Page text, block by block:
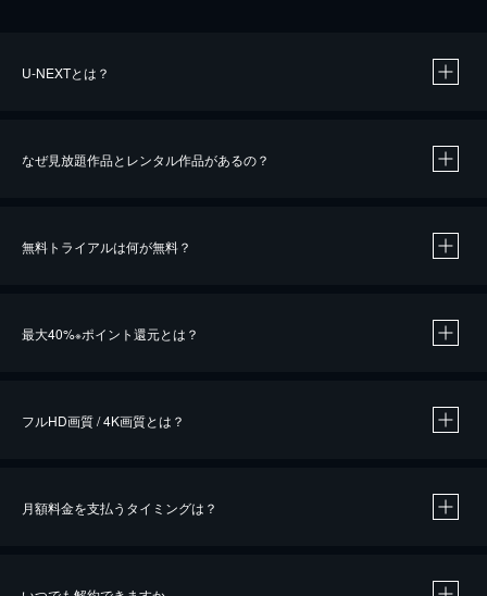
U-NEXTとは？
なぜ見放題作品とレンタル作品があるの？
無料トライアルは何が無料？
最大40%※ポイント還元とは？
※40％ポイント還元の対象は、クレジットカード決済による作品の購入 / レンタルです。
フルHD画質 / 4K画質とは？
月額料金を支払うタイミングは？